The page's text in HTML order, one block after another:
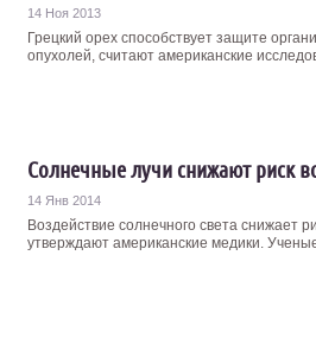
14 Ноя 2013
Грецкий орех способствует защите
опухолей, считают американские
Солнечные лучи снижают риск
14 Янв 2014
Воздействие солнечного света снижает
утверждают американские медики.